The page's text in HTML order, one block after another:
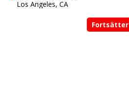
Los Angeles, CA
Fortsätter